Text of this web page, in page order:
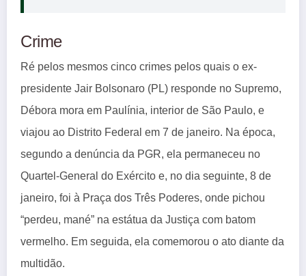
Crime
Ré pelos mesmos cinco crimes pelos quais o ex-
presidente Jair Bolsonaro (PL) responde no Supremo,
Débora mora em Paulínia, interior de São Paulo, e
viajou ao Distrito Federal em 7 de janeiro. Na época,
segundo a denúncia da PGR, ela permaneceu no
Quartel-General do Exército e, no dia seguinte, 8 de
janeiro, foi à Praça dos Três Poderes, onde pichou
“perdeu, mané” na estátua da Justiça com batom
vermelho. Em seguida, ela comemorou o ato diante da
multidão.